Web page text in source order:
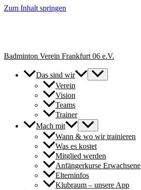
Zum Inhalt springen
Badminton Verein Frankfurt 06 e.V.
Das sind wir
Verein
Vision
Teams
Trainer
Mach mit
Wann & wo wir trainieren
Was es kostet
Mitglied werden
Anfängerkurse Erwachsene
Elterninfos
Klubraum – unsere App